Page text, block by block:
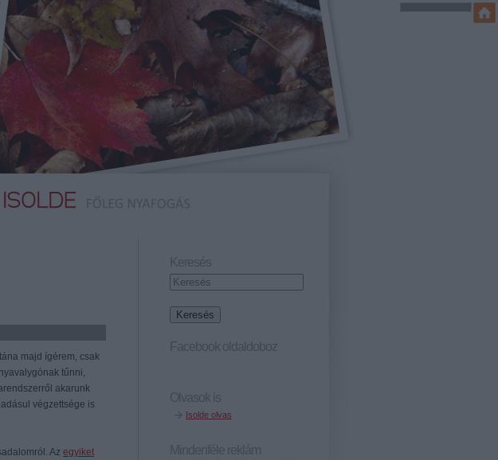
majd ígérem, csak
tűnni,
akarunk
végzettsége is
Az egyiket
Keresés
Facebook oldaldoboz
Olvasok is
Isolde olvas
Mindenféle reklám